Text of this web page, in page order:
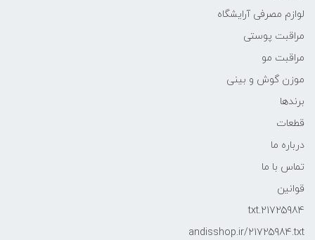
لوازم مصرفی آرایشگاه
مراقبت پوستی
مراقبت مو
موزن گوش و بینی
برندها
قطعات
درباره ما
تماس با ما
قوانین
21725984.txt
andisshop.ir/21725984.txt